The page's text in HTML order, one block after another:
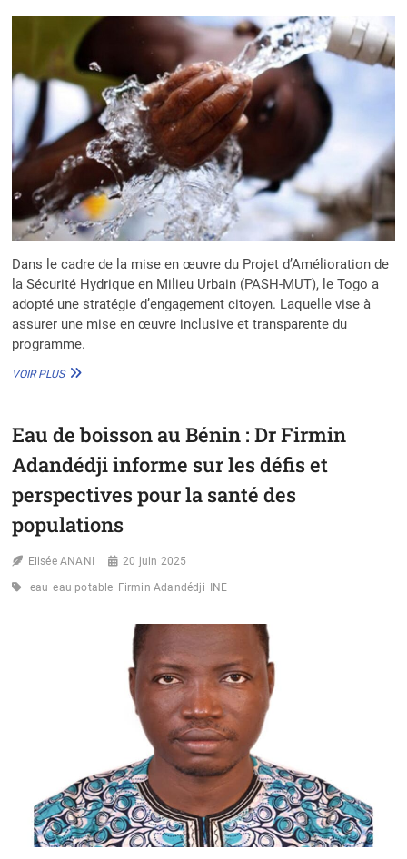
Dans le cadre de la mise en œuvre du Projet d’Amélioration de
la Sécurité Hydrique en Milieu Urbain (PASH-MUT), le Togo a
adopté une stratégie d’engagement citoyen. Laquelle vise à
assurer une mise en œuvre inclusive et transparente du
programme.
VOIR PLUSACCÈS
:
TOGO
SUR
L’ENGAGEMENT
CITOYEN
LE
PASH-
Eau de boisson au Bénin : Dr Firmin
Adandédji informe sur les défis et
perspectives pour la santé des
populations
Elisée ANANI 20 juin 2025
eau eau potable Firmin Adandédji INE